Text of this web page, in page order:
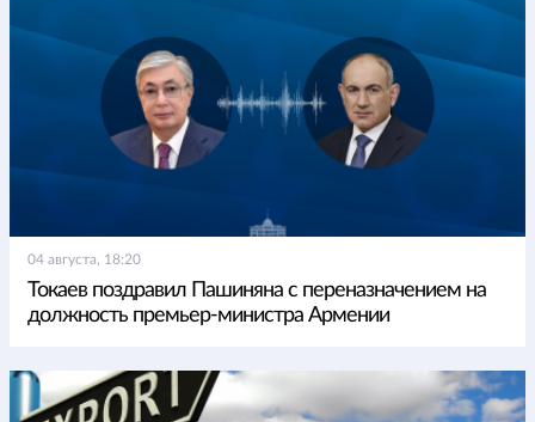
04 августа, 18:20
Токаев поздравил Пашиняна с переназначением на
должность премьер-министра Армении